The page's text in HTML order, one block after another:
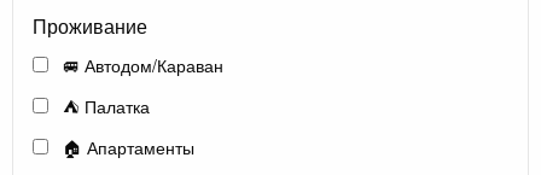
Проживание
🚐 Автодом/Караван
⛺ Палатка
🏠 Апартаменты